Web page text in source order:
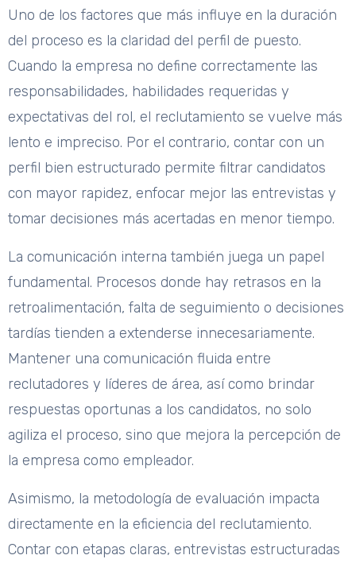
Uno de los factores que más influye en la duración
del proceso es la claridad del perfil de puesto.
Cuando la empresa no define correctamente las
responsabilidades, habilidades requeridas y
expectativas del rol, el reclutamiento se vuelve más
lento e impreciso. Por el contrario, contar con un
perfil bien estructurado permite filtrar candidatos
con mayor rapidez, enfocar mejor las entrevistas y
tomar decisiones más acertadas en menor tiempo.
La comunicación interna también juega un papel
fundamental. Procesos donde hay retrasos en la
retroalimentación, falta de seguimiento o decisiones
tardías tienden a extenderse innecesariamente.
Mantener una comunicación fluida entre
reclutadores y líderes de área, así como brindar
respuestas oportunas a los candidatos, no solo
agiliza el proceso, sino que mejora la percepción de
la empresa como empleador.
Asimismo, la metodología de evaluación impacta
directamente en la eficiencia del reclutamiento.
Contar con etapas claras, entrevistas estructuradas